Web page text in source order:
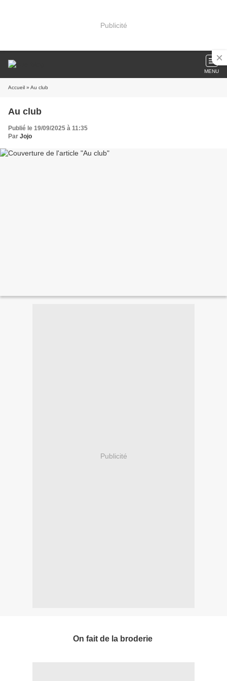
Publicité
MENU
Accueil » Au club
Au club
Publié le 19/09/2025 à 11:35
Par Jojo
Publicité
On fait de la broderie